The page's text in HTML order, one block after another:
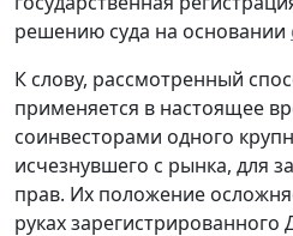
решению суда на основании
К слову, рассмотренный
применяется в настоящее
соинвесторами одного
исчезнувшего с рынка, для
прав. Их положение
руках зарегистрированного